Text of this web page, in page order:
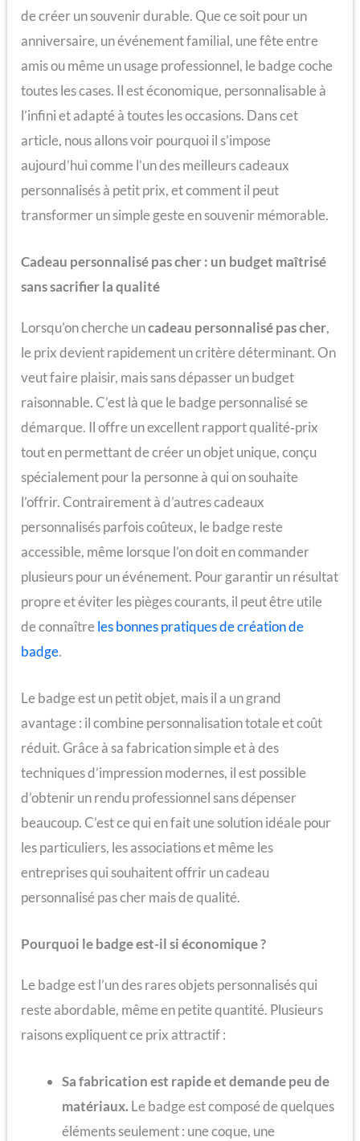
de créer un souvenir durable. Que ce soit pour un
anniversaire, un événement familial, une fête entre
amis ou même un usage professionnel, le badge coche
toutes les cases. Il est économique, personnalisable à
l’infini et adapté à toutes les occasions. Dans cet
article, nous allons voir pourquoi il s’impose
aujourd’hui comme l’un des meilleurs cadeaux
personnalisés à petit prix, et comment il peut
transformer un simple geste en souvenir mémorable.
Cadeau personnalisé pas cher : un budget maîtrisé
sans sacrifier la qualité
Lorsqu’on cherche uncadeau personnalisé pas cher,
le prix devient rapidement un critère déterminant. On
veut faire plaisir, mais sans dépasser un budget
raisonnable. C’est là que le badge personnalisé se
démarque. Il offre un excellent rapport qualité‑prix
tout en permettant de créer un objet unique, conçu
spécialement pour la personne à qui on souhaite
l’offrir. Contrairement à d’autres cadeaux
personnalisés parfois coûteux, le badge reste
accessible, même lorsque l’on doit en commander
plusieurs pour un événement. Pour garantir un résultat
propre et éviter les pièges courants, il peut être utile
de connaîtreles bonnes pratiques de création de
badge.
Le badge est un petit objet, mais il a un grand
avantage : il combine personnalisation totale et coût
réduit. Grâce à sa fabrication simple et à des
techniques d’impression modernes, il est possible
d’obtenir un rendu professionnel sans dépenser
beaucoup. C’est ce qui en fait une solution idéale pour
les particuliers, les associations et même les
entreprises qui souhaitent offrir un cadeau
personnalisé pas cher mais de qualité.
Pourquoi le badge est-il si économique ?
Le badge est l’un des rares objets personnalisés qui
reste abordable, même en petite quantité. Plusieurs
raisons expliquent ce prix attractif :
Sa fabrication est rapide et demande peu de
matériaux. Le badge est composé de quelques
éléments seulement : une coque, une